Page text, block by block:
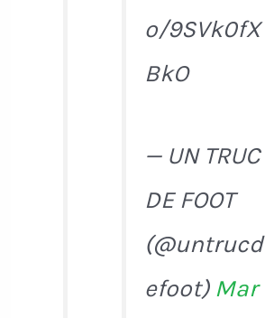
o/9SVk0fX
BkO
— UN TRUC
DE FOOT
(@untrucd
efoot) Mar